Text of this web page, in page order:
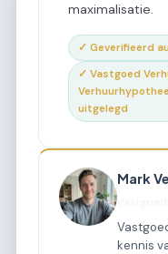
maximalisatie.
✓ Geverifieerd
✓ Vastgoed
uitgelegd
Mark
kennis